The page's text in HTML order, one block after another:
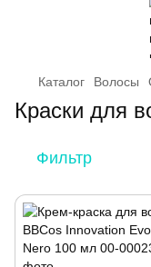
Каталог Волосы
Краски для
Фильтр